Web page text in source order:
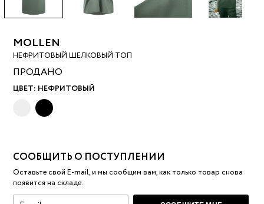
MOLLEN
НЕФРИТОВЫЙ ШЕЛКОВЫЙ ТОП
ПРОДАНО
ЦВЕТ: НЕФРИТОВЫЙ
СООБЩИТЬ О ПОСТУПЛЕНИИ
Оставьте свой E-mail, и мы сообщим вам, как только товар снова
появится на складе.